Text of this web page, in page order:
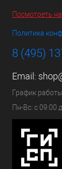
Посмотреть на
Политика
8 (495)
Email:
График работы
Пн-Вс: с 09:00